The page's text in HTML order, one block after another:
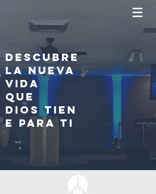
DESCUBRE
LA NUEVA
VIDA
QUE
DIOS TIEN
E PARA TI